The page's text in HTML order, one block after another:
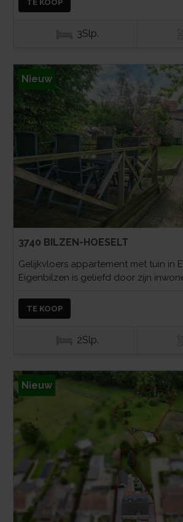
TE KOOP
3Slp.
Nieuw
3740 BILZEN-HOESELT
Gelijkvloers appartement met tuin in
Eigenbilzen is geliefd door zijn
TE KOOP
2Slp.
Nieuw